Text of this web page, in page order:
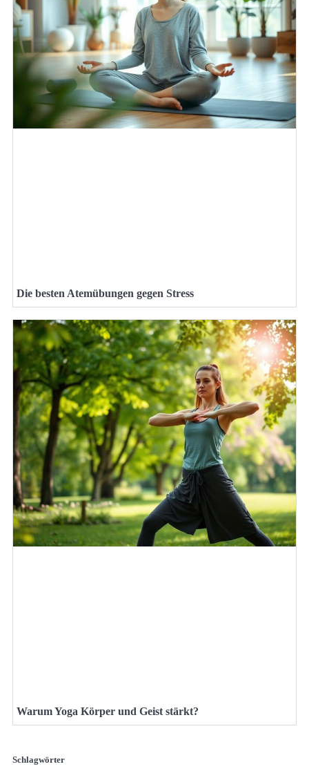
Die besten Atemübungen gegen Stress
Warum Yoga Körper und Geist stärkt?
Schlagwörter